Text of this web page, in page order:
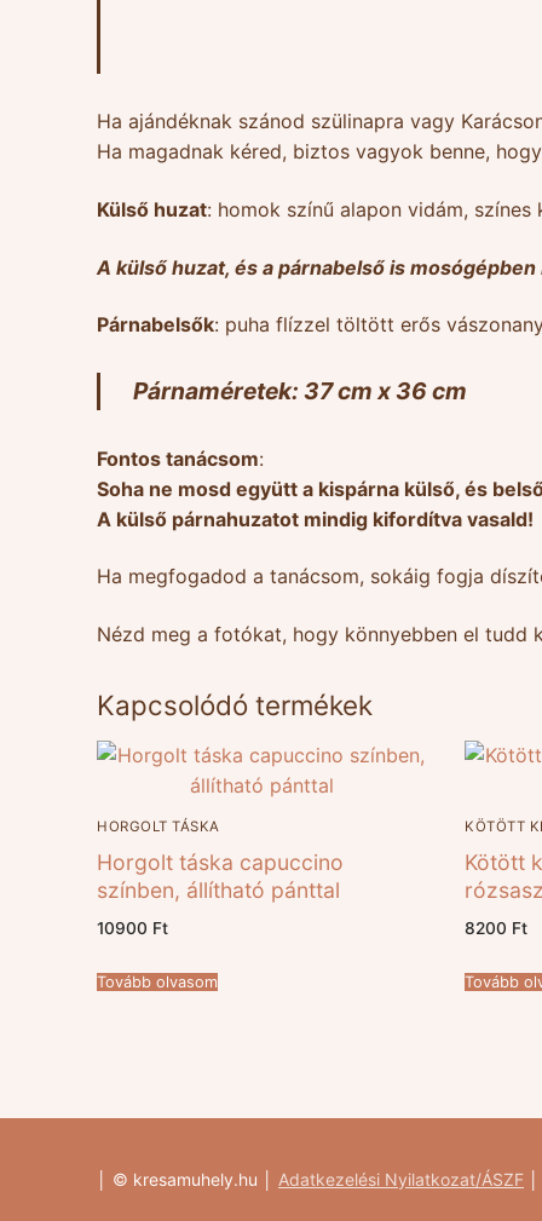
Ha ajándéknak szánod szülinapra vagy
Ha magadnak kéred, biztos vagyok benne,
Külső huzat: homok színű alapon vidám,
A külső huzat, és a párnabelső is
Párnabelsők: puha flízzel töltött erős
Párnaméretek: 37 cm x 36 cm
Fontos tanácsom:
Soha ne mosd együtt a kispárna külső, és
A külső párnahuzatot mindig kifordítva vasald!
Ha megfogadod a tanácsom, sokáig fogja
Nézd meg a fotókat, hogy könnyebben el tudd
Kapcsolódó termékek
HORGOLT TÁSKA
Horgolt táska capuccino
színben, állítható pánttal
10900 Ft
Tovább olvasom
KÖTÖTT
Kötött
8200 Ft
Tovább
│ © kresamuhely.hu │ Adatkezelési Nyilatkozat/ÁSZF